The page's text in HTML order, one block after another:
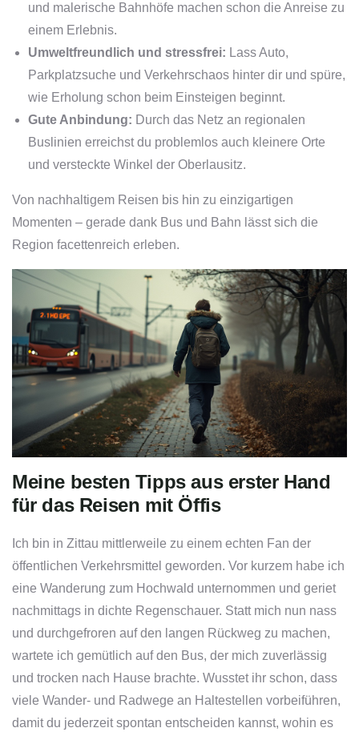
und malerische Bahnhöfe machen schon die Anreise zu
einem Erlebnis.
Umweltfreundlich und stressfrei: Lass Auto,
Parkplatzsuche und Verkehrschaos hinter dir und spüre,
wie Erholung schon beim Einsteigen beginnt.
Gute Anbindung: Durch das Netz an regionalen
Buslinien erreichst du problemlos auch kleinere Orte
und versteckte Winkel der Oberlausitz.
Von nachhaltigem Reisen bis hin zu einzigartigen
Momenten – gerade dank Bus und Bahn lässt sich die
Region facettenreich erleben.
Meine besten Tipps aus erster Hand
für das Reisen mit Öffis
Ich bin in Zittau mittlerweile zu einem echten Fan der
öffentlichen Verkehrsmittel geworden. Vor kurzem habe ich
eine Wanderung zum Hochwald unternommen und geriet
nachmittags in dichte Regenschauer. Statt mich nun nass
und durchgefroren auf den langen Rückweg zu machen,
wartete ich gemütlich auf den Bus, der mich zuverlässig
und trocken nach Hause brachte. Wusstet ihr schon, dass
viele Wander- und Radwege an Haltestellen vorbeiführen,
damit du jederzeit spontan entscheiden kannst, wohin es